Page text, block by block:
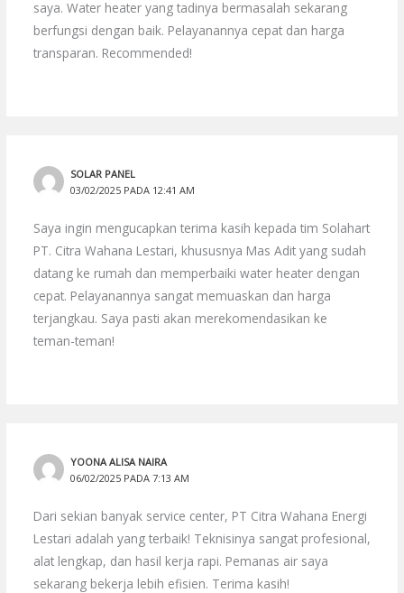
saya. Water heater yang tadinya bermasalah sekarang
berfungsi dengan baik. Pelayanannya cepat dan harga
transparan. Recommended!
SOLAR PANEL
03/02/2025 PADA 12:41 AM
Saya ingin mengucapkan terima kasih kepada tim Solahart
PT. Citra Wahana Lestari, khususnya Mas Adit yang sudah
datang ke rumah dan memperbaiki water heater dengan
cepat. Pelayanannya sangat memuaskan dan harga
terjangkau. Saya pasti akan merekomendasikan ke
teman-teman!
YOONA ALISA NAIRA
06/02/2025 PADA 7:13 AM
Dari sekian banyak service center, PT Citra Wahana Energi
Lestari adalah yang terbaik! Teknisinya sangat profesional,
alat lengkap, dan hasil kerja rapi. Pemanas air saya
sekarang bekerja lebih efisien. Terima kasih!